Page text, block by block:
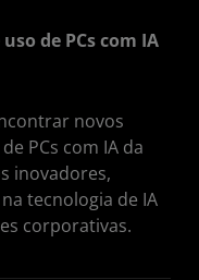
de PCs com IA
novos
PCs com IA da
inovadores,
tecnologia de IA
corporativas.